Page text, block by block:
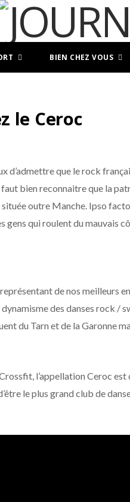
BIEN CHEZ VOUS
le Ceroc
d’admettre que le rock
bien reconnaitre que la
outre Manche. Ipso
gens qui roulent du mauvais
de nos meilleurs
des danses rock /
du Tarn et de la Garonne
l’appellation Ceroc
le plus grand club de